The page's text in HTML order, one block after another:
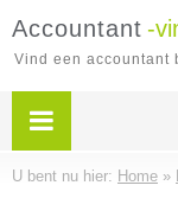
Accountant -
Vind een accountant
U bent nu hier: Home »